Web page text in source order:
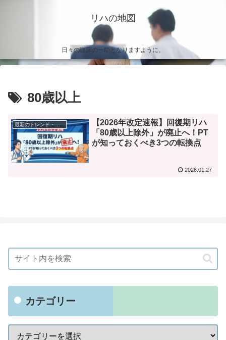
リハの地図
日々の臨床の一助となりますように。
80歳以上
最新のトレンド・トピック
【2026年改定速報】回復期リハ
「80歳以上除外」が廃止へ！PT
が知っておくべき3つの転換点
2026.01.27
カテゴリー